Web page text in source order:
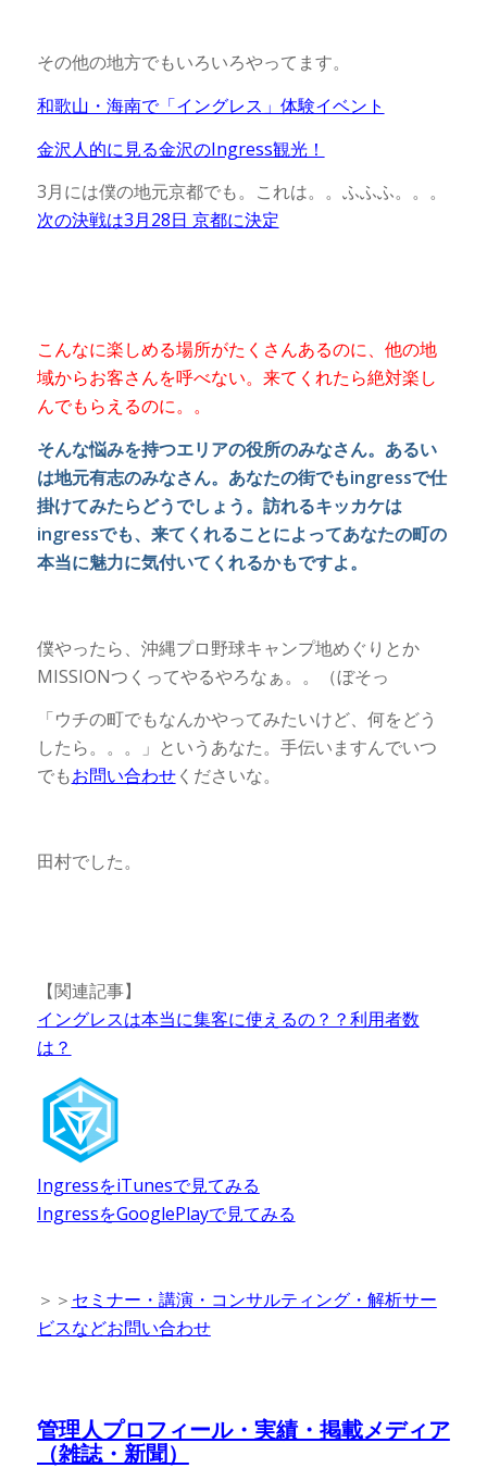
その他の地方でもいろいろやってます。
和歌山・海南で「イングレス」体験イベント
金沢人的に見る金沢のIngress観光！
3月には僕の地元京都でも。これは。。ふふふ。。。
次の決戦は3月28日 京都に決定
こんなに楽しめる場所がたくさんあるのに、他の地
域からお客さんを呼べない。来てくれたら絶対楽し
んでもらえるのに。。
そんな悩みを持つエリアの役所のみなさん。あるい
は地元有志のみなさん。あなたの街でもingressで仕
掛けてみたらどうでしょう。訪れるキッカケは
ingressでも、来てくれることによってあなたの町の
本当に魅力に気付いてくれるかもですよ。
僕やったら、沖縄プロ野球キャンプ地めぐりとか
MISSIONつくってやるやろなぁ。。（ぼそっ
「ウチの町でもなんかやってみたいけど、何をどう
したら。。。」というあなた。手伝いますんでいつ
でもお問い合わせくださいな。
田村でした。
【関連記事】
イングレスは本当に集客に使えるの？？利用者数
は？
IngressをiTunesで見てみる
IngressをGooglePlayで見てみる
＞＞ セミナー・講演・コンサルティング・解析サー
ビスなどお問い合わせ
管理人プロフィール・実績・掲載メディア
（雑誌・新聞）